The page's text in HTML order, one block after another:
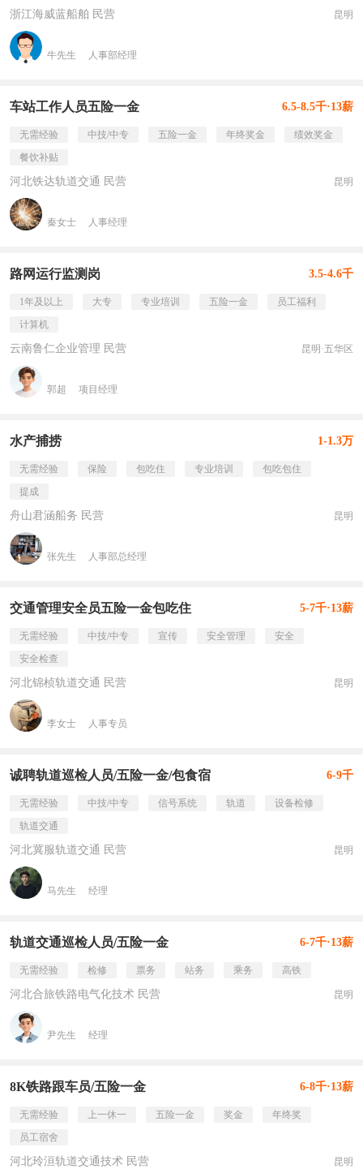
浙江海威蓝船舶 民营 昆明
牛先生 人事部经理
车站工作人员五险一金 6.5-8.5千·13薪
无需经验 中技/中专 五险一金 年终奖金
绩效奖金
餐饮补贴
河北铁达轨道交通 民营 昆明
秦女士 人事经理
路网运行监测岗 3.5-4.6千
1年及以上 大专 专业培训 五险一金
员工福利
计算机
云南鲁仁企业管理 民营 昆明·五华区
郭超 项目经理
水产捕捞 1-1.3万
无需经验 保险 包吃住 专业培训
包吃包住
提成
舟山君涵船务 民营 昆明
张先生 人事部总经理
交通管理安全员五险一金包吃住 5-7千·13薪
无需经验 中技/中专 宣传 安全管理
安全
安全检查
河北锦桢轨道交通 民营 昆明
李女士 人事专员
诚聘轨道巡检人员/五险一金/包食宿 6-9千
无需经验 中技/中专 信号系统 轨道
设备检修
轨道交通
河北冀服轨道交通 民营 昆明
马先生 经理
轨道交通巡检人员/五险一金 6-7千·13薪
无需经验 检修 票务 站务 乘务 高铁
河北合旅铁路电气化技术 民营 昆明
尹先生 经理
8K铁路跟车员/五险一金 6-8千·13薪
无需经验 上一休一 五险一金 奖金
年终奖
员工宿舍
河北玲洹轨道交通技术 民营 昆明